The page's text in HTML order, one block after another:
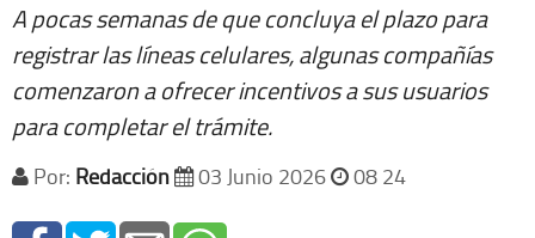
A pocas semanas de que concluya el plazo para
registrar las líneas celulares, algunas compañías
comenzaron a ofrecer incentivos a sus usuarios
para completar el trámite.
Por: Redacción 03 Junio 2026 08 24